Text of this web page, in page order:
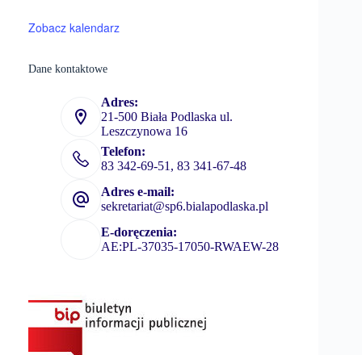
Zobacz kalendarz
Dane kontaktowe
Adres:
21-500 Biała Podlaska ul.
Leszczynowa 16
Telefon:
83 342-69-51, 83 341-67-48
Adres e-mail:
sekretariat@sp6.bialapodlaska.pl
E-doręczenia:
AE:PL-37035-17050-RWAEW-28